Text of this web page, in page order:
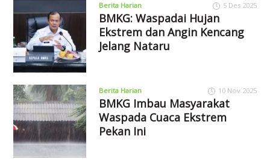
Berita Harian 5 Des 2025
BMKG: Waspadai Hujan
Ekstrem dan Angin Kencang
Jelang Nataru
Berita Harian 10 Nov 2025
BMKG Imbau Masyarakat
Waspada Cuaca Ekstrem
Pekan Ini